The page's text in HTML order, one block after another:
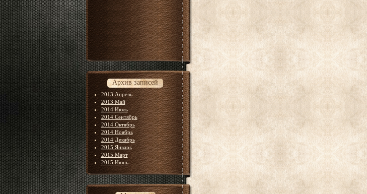
Архив записей
2013 Апрель
2013 Май
2014 Июль
2014 Сентябрь
2014 Октябрь
2014 Ноябрь
2014 Декабрь
2015 Январь
2015 Март
2015 Июнь